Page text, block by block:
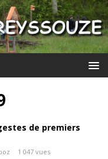
de premiers
1 047 vues